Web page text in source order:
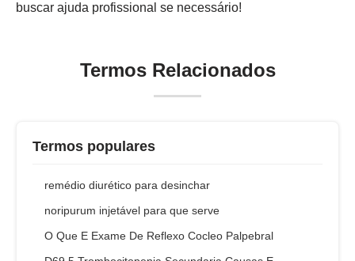
buscar ajuda profissional se necessário!
Termos Relacionados
Termos populares
remédio diurético para desinchar
noripurum injetável para que serve
O Que E Exame De Reflexo Cocleo Palpebral